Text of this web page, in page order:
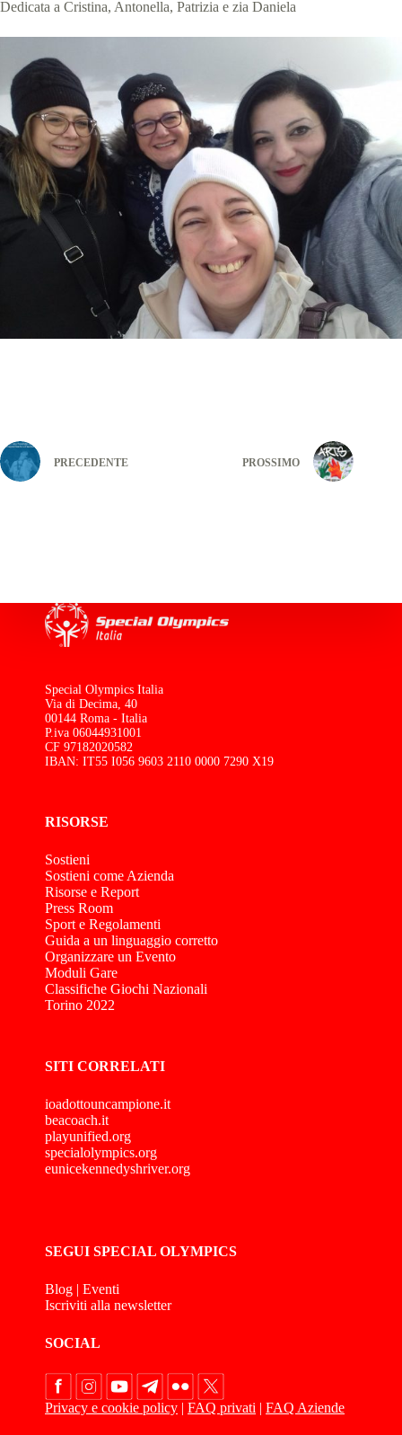
Dedicata a Cristina, Antonella, Patrizia e zia Daniela
PRECEDENTE PROSSIMO
Special Olympics Italia
Via di Decima, 40
00144 Roma - Italia
P.iva 06044931001
CF 97182020582
IBAN: IT55 I056 9603 2110 0000 7290 X19
RISORSE
Sostieni
Sostieni come Azienda
Risorse e Report
Press Room
Sport e Regolamenti
Guida a un linguaggio corretto
Organizzare un Evento
Moduli Gare
Classifiche Giochi Nazionali
Torino 2022
SITI CORRELATI
ioadottouncampione.it
beacoach.it
playunified.org
specialolympics.org
eunicekennedyshriver.org
SEGUI SPECIAL OLYMPICS
Blog | Eventi
Iscriviti alla newsletter
SOCIAL
Privacy e cookie policy | FAQ privati | FAQ Aziende